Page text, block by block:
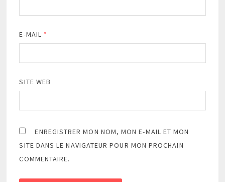
E-MAIL *
SITE WEB
ENREGISTRER MON NOM, MON E-MAIL ET MON
SITE DANS LE NAVIGATEUR POUR MON PROCHAIN
COMMENTAIRE.